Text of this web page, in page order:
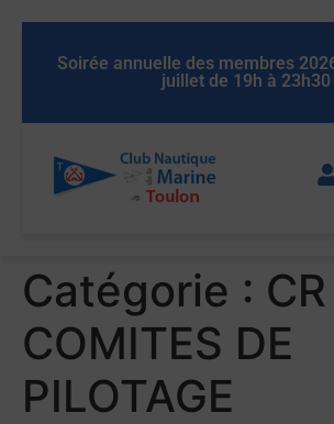
Soirée annuelle des membres
juillet de 19h à 23h30
Catégorie : CR
COMITES DE
PILOTAGE